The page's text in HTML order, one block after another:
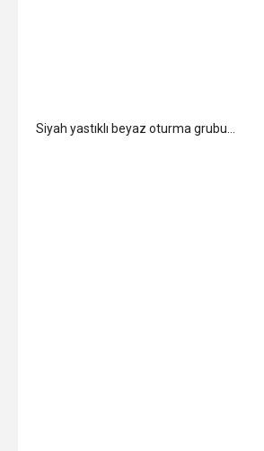
Siyah yastıklı beyaz oturma grubu…